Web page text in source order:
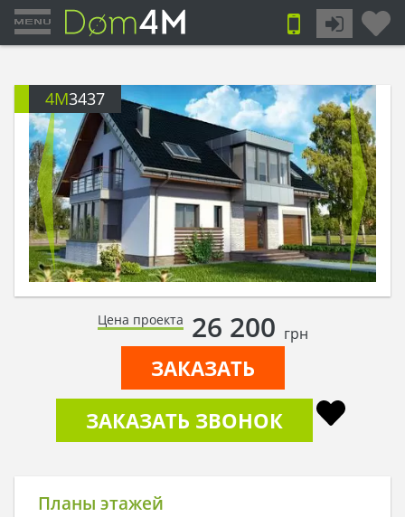
4M3437
Цена проекта 26 200 грн
ЗАКАЗАТЬ
ЗАКАЗАТЬ ЗВОНОК
Планы этажей